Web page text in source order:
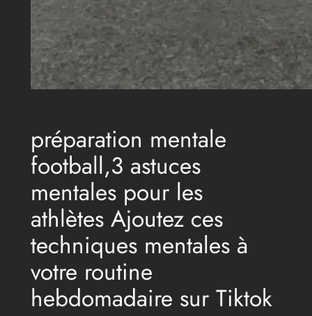
préparation mentale
football,3 astuces
mentales pour les
athlètes Ajoutez ces
techniques mentales à
votre routine
hebdomadaire sur Tiktok